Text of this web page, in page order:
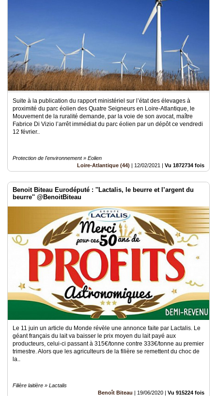
Suite à la publication du rapport ministériel sur l’état des élevages à
proximité du parc éolien des Quatre Seigneurs en Loire-Atlantique, le
Mouvement de la ruralité demande, par la voie de son avocat, maître
Fabrice Di Vizio l’arrêt immédiat du parc éolien par un dépôt ce vendredi
12 février..
Protection de l'environnement » Eolien
Loire-Atlantique (44) | 12/02/2021 | Vu 1872734 fois
Benoit Biteau Eurodéputé : ''Lactalis, le beurre et l’argent du
beurre'' @BenoitBiteau
Le 11 juin un article du Monde révèle une annonce faite par Lactalis. Le
géant français du lait va baisser le prix moyen du lait payé aux
producteurs, celui-ci passant à 315€/tonne contre 333€/tonne au premier
trimestre. Alors que les agriculteurs de la filière se remettent du choc de
la..
Filière laitière » Lactalis
Benoît Biteau | 19/06/2020 | Vu 915224 fois